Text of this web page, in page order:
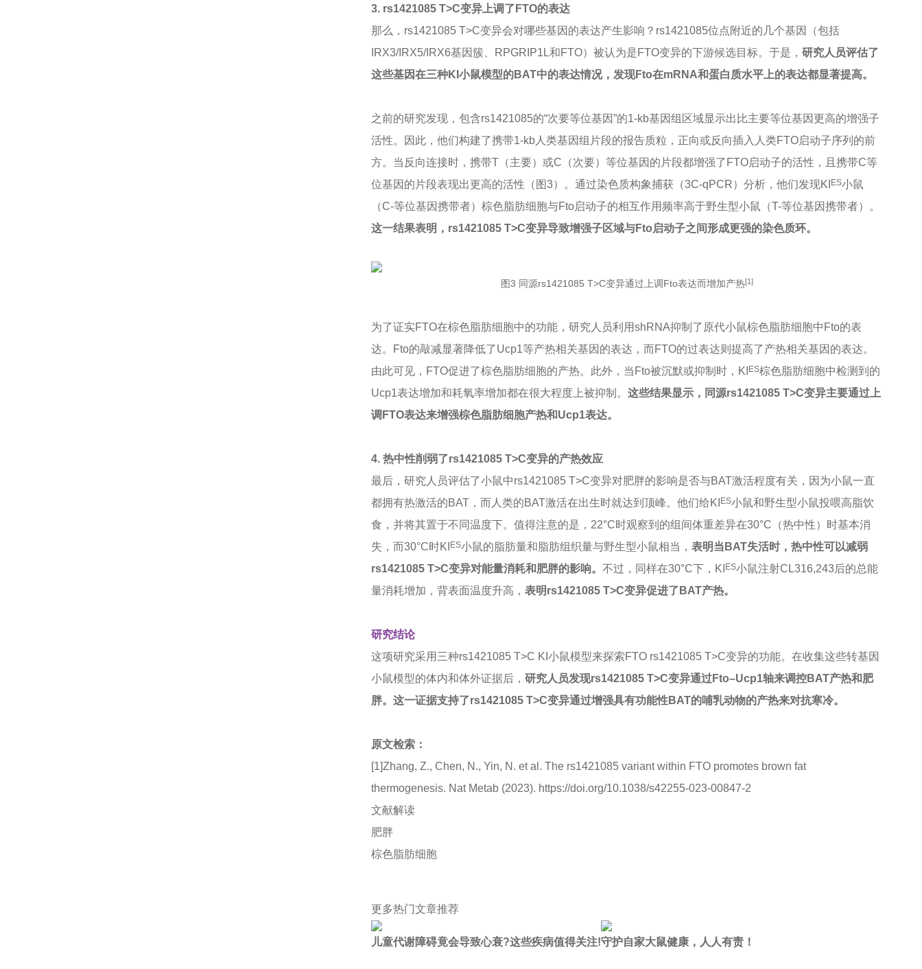
3. rs1421085 T>C变异上调了FTO的表达
那么，rs1421085 T>C变异会对哪些基因的表达产生影响？rs1421085位点附近的几个基因（包括
IRX3/IRX5/IRX6基因簇、RPGRIP1L和FTO）被认为是FTO变异的下游候选目标。于是， 研究人员评估了
这些基因在三种KI小鼠模型的BAT中的表达情况，发现Fto在mRNA和蛋白质水平上的表达都显著提高。
之前的研究发现，包含rs1421085的“次要等位基因”的1-kb基因组区域显示出比主要等位基因更高的增强子
活性。因此，他们构建了携带1-kb人类基因组片段的报告质粒，正向或反向插入人类FTO启动子序列的前
方。当反向连接时，携带T（主要）或C（次要）等位基因的片段都增强了FTO启动子的活性，且携带C等
位基因的片段表现出更高的活性（图3）。通过染色质构象捕获（3C-qPCR）分析，他们发现KI ES小鼠
（C-等位基因携带者）棕色脂肪细胞与Fto启动子的相互作用频率高于野生型小鼠（T-等位基因携带者）。
这一结果表明，rs1421085 T>C变异导致增强子区域与Fto启动子之间形成更强的染色质环。
图3 同源rs1421085 T>C变异通过上调Fto表达而增加产热[1]
为了证实FTO在棕色脂肪细胞中的功能，研究人员利用shRNA抑制了原代小鼠棕色脂肪细胞中Fto的表
达。Fto的敲减显著降低了Ucp1等产热相关基因的表达，而FTO的过表达则提高了产热相关基因的表达。
由此可见，FTO促进了棕色脂肪细胞的产热。此外，当Fto被沉默或抑制时，KI ES棕色脂肪细胞中检测到的
Ucp1表达增加和耗氧率增加都在很大程度上被抑制。 这些结果显示，同源rs1421085 T>C变异主要通过上
调FTO表达来增强棕色脂肪细胞产热和Ucp1表达。
4. 热中性削弱了rs1421085 T>C变异的产热效应
最后，研究人员评估了小鼠中rs1421085 T>C变异对肥胖的影响是否与BAT激活程度有关，因为小鼠一直
都拥有热激活的BAT，而人类的BAT激活在出生时就达到顶峰。他们给KI ES小鼠和野生型小鼠投喂高脂饮
食，并将其置于不同温度下。值得注意的是，22°C时观察到的组间体重差异在30°C（热中性）时基本消
失，而30°C时KI ES小鼠的脂肪量和脂肪组织量与野生型小鼠相当， 表明当BAT失活时，热中性可以减弱
rs1421085 T>C变异对能量消耗和肥胖的影响。 不过，同样在30°C下，KI ES小鼠注射CL316,243后的总能
量消耗增加，背表面温度升高， 表明rs1421085 T>C变异促进了BAT产热。
研究结论
这项研究采用三种rs1421085 T>C KI小鼠模型来探索FTO rs1421085 T>C变异的功能。在收集这些转基因
小鼠模型的体内和体外证据后， 研究人员发现rs1421085 T>C变异通过Fto–Ucp1轴来调控BAT产热和肥
胖。这一证据支持了rs1421085 T>C变异通过增强具有功能性BAT的哺乳动物的产热来对抗寒冷。
原文检索：
[1]Zhang, Z., Chen, N., Yin, N. et al. The rs1421085 variant within FTO promotes brown fat
thermogenesis. Nat Metab (2023). https://doi.org/10.1038/s42255-023-00847-2
文献解读
肥胖
棕色脂肪细胞
更多热门文章推荐
儿童代谢障碍竟会导致心衰?这些疾病值得关注!守护自家大鼠健康，人人有责！